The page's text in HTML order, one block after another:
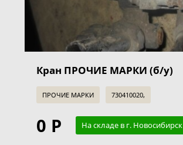
Кран ПРОЧИЕ МАРКИ (б/у)
ПРОЧИЕ МАРКИ 730410020,
0 Р На складе в г. Новосибирск